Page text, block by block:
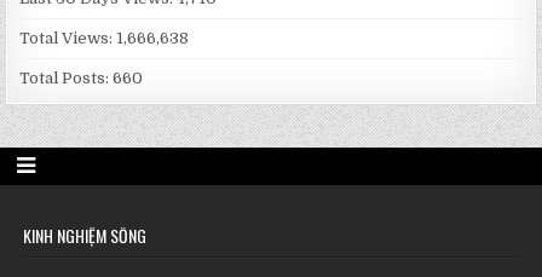
Total Views: 1,666,638
Total Posts:660
KINH NGHIỆM SỐNG